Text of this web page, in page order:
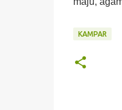
KAMPAR